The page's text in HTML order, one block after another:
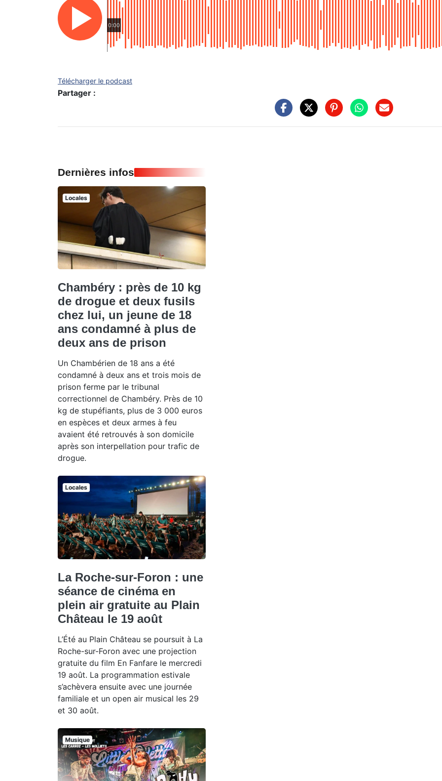
0:00
Télécharger le podcast
Partager :
Dernières infos
Locales
Chambéry : près de 10 kg
de drogue et deux fusils
chez lui, un jeune de 18
ans condamné à plus de
deux ans de prison
Un Chambérien de 18 ans a été
condamné à deux ans et trois mois de
prison ferme par le tribunal
correctionnel de Chambéry. Près de 10
kg de stupéfiants, plus de 3 000 euros
en espèces et deux armes à feu
avaient été retrouvés à son domicile
après son interpellation pour trafic de
drogue.
Locales
La Roche-sur-Foron : une
séance de cinéma en
plein air gratuite au Plain
Château le 19 août
L’Été au Plain Château se poursuit à La
Roche-sur-Foron avec une projection
gratuite du film En Fanfare le mercredi
19 août. La programmation estivale
s’achèvera ensuite avec une journée
familiale et un open air musical les 29
et 30 août.
Musique